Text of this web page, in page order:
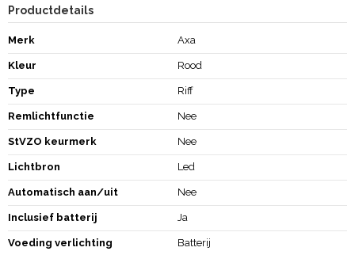
Productdetails
Merk Axa
Kleur Rood
Type Riff
Remlichtfunctie Nee
StVZO keurmerk Nee
Lichtbron Led
Automatisch aan/uit Nee
Inclusief batterij Ja
Voeding verlichting Batterij